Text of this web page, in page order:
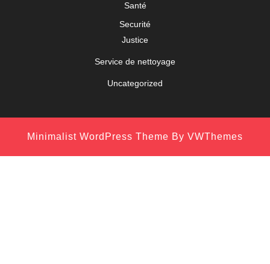
Santé
Securité
Justice
Service de nettoyage
Uncategorized
Minimalist WordPress Theme By VWThemes